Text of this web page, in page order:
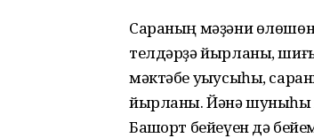
Сараның мәҙәни
телдәрҙә йырланы,
мәктәбе уҡыусыһы,
йырланы. Йәнә шуныһы
Башҡорт бейеүен дә